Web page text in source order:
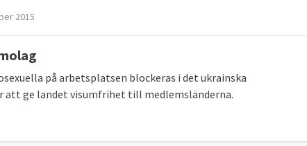
2015
på arbetsplatsen blockeras i det ukrainska
att ge landet visumfrihet till medlemsländerna.